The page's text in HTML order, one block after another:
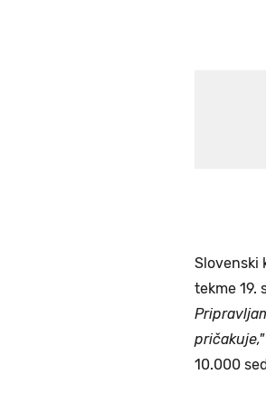
Slovenski
tekme 19.
pričakuje,"
10.000